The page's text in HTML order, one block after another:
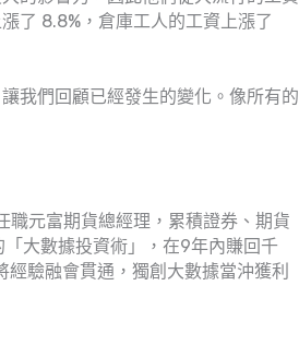
了 8.8%，倉庫工人的工資上漲了
我們回顧已經發生的變化。像所有的
職元富期貨總經理，累積證券、期貨
大數據投資術」，在9年內賺回千
驗融會貫通，獨創大數據當沖獲利